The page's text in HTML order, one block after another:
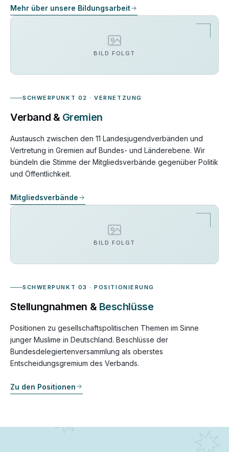
Mehr über unsere Bildungsarbeit
BILD FOLGT
SCHWERPUNKT 02 · VERNETZUNG
Verband & Gremien
Austausch zwischen den 11 Landesjugendverbänden und
Vertretung in Gremien auf Bundes- und Länderebene. Wir
bündeln die Stimme der Mitgliedsverbände gegenüber Politik
und Öffentlichkeit.
Mitgliedsverbände
BILD FOLGT
SCHWERPUNKT 03 · POSITIONIERUNG
Stellungnahmen & Beschlüsse
Positionen zu gesellschaftspolitischen Themen im Sinne
junger Muslime in Deutschland. Beschlüsse der
Bundesdelegiertenversammlung als oberstes
Entscheidungsgremium des Verbands.
Zu den Positionen